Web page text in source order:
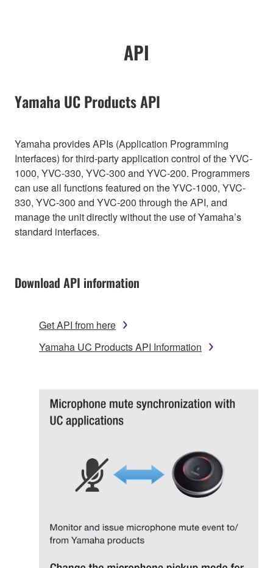
API
Yamaha UC Products API
Yamaha provides APIs (Application Programming
Interfaces) for third-party application control of the YVC-
1000, YVC-330, YVC-300 and YVC-200. Programmers
can use all functions featured on the YVC-1000, YVC-
330, YVC-300 and YVC-200 through the API, and
manage the unit directly without the use of Yamaha’s
standard interfaces.
Download API information
Get API from here
Yamaha UC Products API Information